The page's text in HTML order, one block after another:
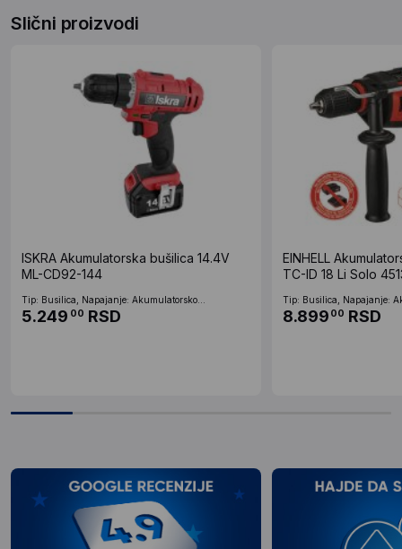
Slični proizvodi
ISKRA Akumulatorska bušilica 14.4V
ML-CD92-144
Tip: Busilica, Napajanje: Akumulatorsko...
5.249 00 RSD
EINHELL
TC-ID 18 Li Solo
Tip: Busilica, Napajanje:
8.899 00 RSD